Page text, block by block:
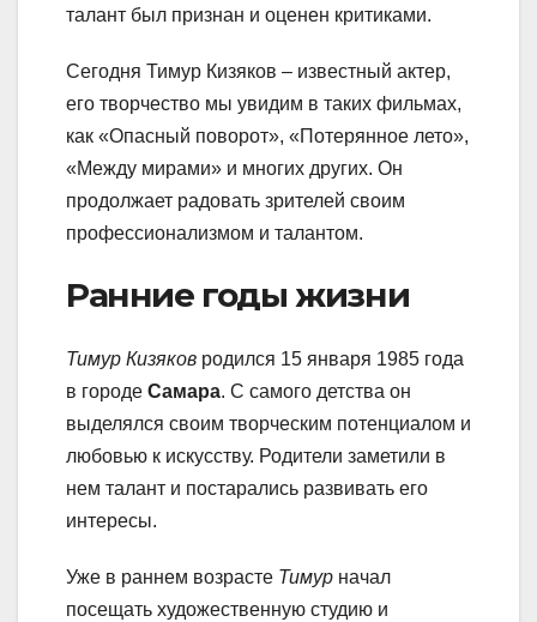
талант был признан и оценен критиками.
Сегодня Тимур Кизяков – известный актер,
его творчество мы увидим в таких фильмах,
как «Опасный поворот», «Потерянное лето»,
«Между мирами» и многих других. Он
продолжает радовать зрителей своим
профессионализмом и талантом.
Ранние годы жизни
Тимур Кизяков родился 15 января 1985 года
в городе Самара. С самого детства он
выделялся своим творческим потенциалом и
любовью к искусству. Родители заметили в
нем талант и постарались развивать его
интересы.
Уже в раннем возрасте Тимур начал
посещать художественную студию и